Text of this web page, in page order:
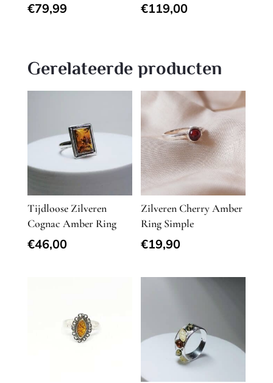
€79,99 €119,00
Gerelateerde producten
Tijdloose Zilveren
Cognac Amber Ring
€46,00
Zilveren Cherry Amber
Ring Simple
€19,90